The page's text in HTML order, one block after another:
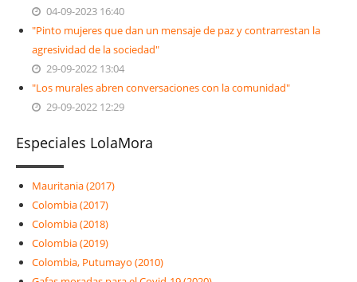
04-09-2023 16:40
"Pinto mujeres que dan un mensaje de paz y contrarrestan la
agresividad de la sociedad"
29-09-2022 13:04
"Los murales abren conversaciones con la comunidad"
29-09-2022 12:29
Especiales LolaMora
Mauritania (2017)
Colombia (2017)
Colombia (2018)
Colombia (2019)
Colombia, Putumayo (2010)